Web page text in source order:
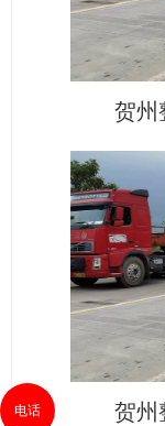
贺州
贺州
电话